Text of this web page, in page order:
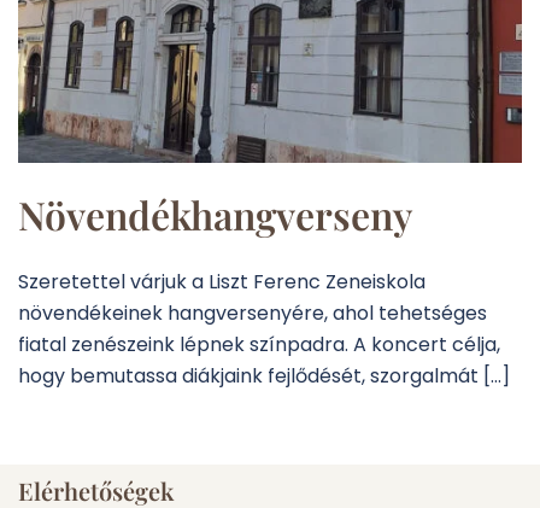
Növendékhangverseny
Szeretettel várjuk a Liszt Ferenc Zeneiskola
növendékeinek hangversenyére, ahol tehetséges
fiatal zenészeink lépnek színpadra. A koncert célja,
hogy bemutassa diákjaink fejlődését, szorgalmát […]
Elérhetőségek